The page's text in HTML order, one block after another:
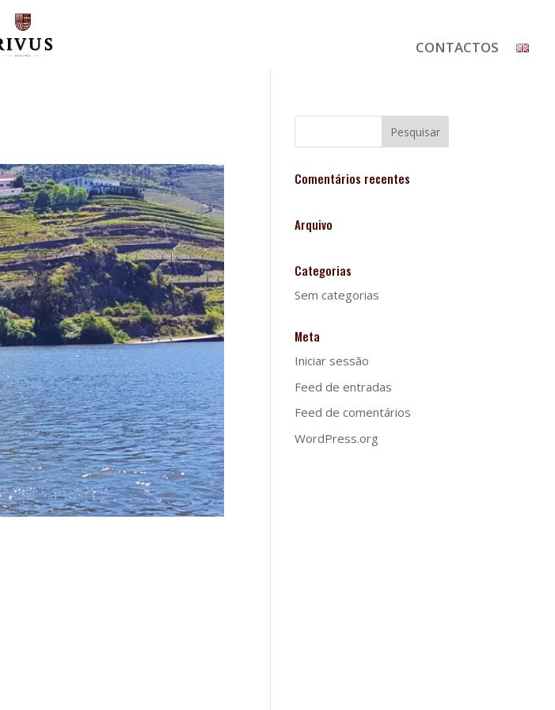
CONTACTOS
Comentários recentes
Arquivo
Categorias
Sem categorias
Meta
Iniciar sessão
Feed de entradas
Feed de comentários
WordPress.org